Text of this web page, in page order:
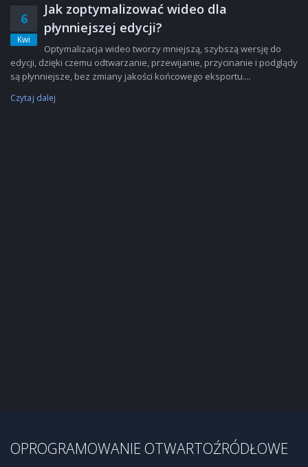
6
Kwi
Jak zoptymalizować wideo dla
płynniejszej edycji?
Optymalizacja wideo tworzy mniejszą, szybszą wersję do
edycji, dzięki czemu odtwarzanie, przewijanie, przycinanie i podglądy
są płynniejsze, bez zmiany jakości końcowego eksportu....
Czytaj dalej
OPROGRAMOWANIE OTWARTOŹRÓDŁOWE